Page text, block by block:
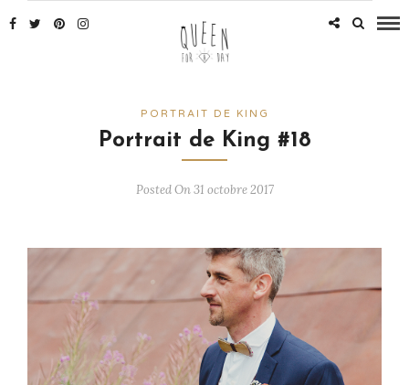
PORTRAIT DE KING
Portrait de King #18
Posted On 31 octobre 2017